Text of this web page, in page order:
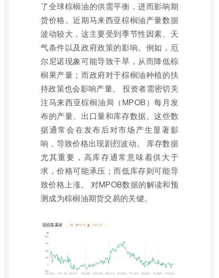
了全球棕榈油的供需平衡，进而影响期
货价格。近期马来西亚棕榈油产量数据
波动较大，这主要受到季节性因素、天
气条件以及政府政策的影响。例如，厄
尔尼诺现象可能导致干旱，从而降低棕
榈果产量；而政府对于棕榈油种植的扶
持政策也会影响产量。 投资者需密切关
注马来西亚棕榈油局（MPOB）每月发
布的产量、出口量和库存数据。这些数
据通常会在发布后对市场产生显著影
响，导致价格出现剧烈波动。 库存数据
尤其重要，高库存通常意味着供大于
求，价格可能承压；而低库存则可能导
致价格上涨。 对MPOB数据的解读和预
测成为棕榈油期货交易的关键。